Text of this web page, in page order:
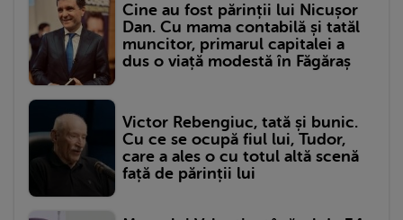
Cine au fost părinții lui Nicușor
Dan. Cu mama contabilă și tatăl
muncitor, primarul capitalei a
dus o viață modestă în Făgăraș
Victor Rebengiuc, tată și bunic.
Cu ce se ocupă fiul lui, Tudor,
care a ales o cu totul altă scenă
față de părinții lui